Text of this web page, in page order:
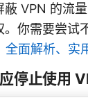
蔽 VPN 的流
。你需要尝试
全面解析、实
停止使用